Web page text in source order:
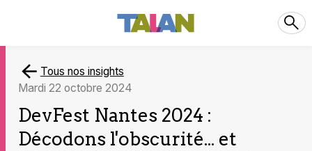
Tous nos insights
mardi 22 octobre 2024
DevFest Nantes 2024 :
Décodons l'obscurité... et